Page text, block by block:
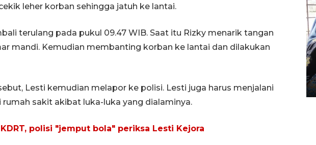
leher korban sehingga jatuh ke lantai.
terulang pada pukul 09.47 WIB. Saat itu Rizky menarik tangan
mandi. Kemudian membanting korban ke lantai dan dilakukan
Lesti kemudian melapor ke polisi. Lesti juga harus menjalani
sakit akibat luka-luka yang dialaminya.
polisi "jemput bola" periksa Lesti Kejora
Tingkat hunian hotel di
12 May 2026 15:06 WIB